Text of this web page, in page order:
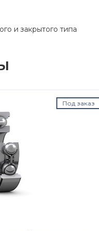
и закрытого типа
Под заказ